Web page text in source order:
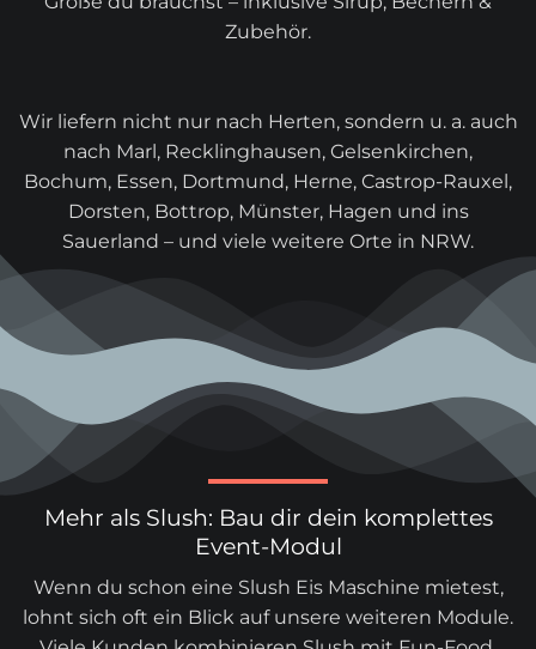
Zubehör.
Wir liefern nicht nur nach Herten, sondern u. a. auch
nach Marl, Recklinghausen, Gelsenkirchen,
Bochum, Essen, Dortmund, Herne, Castrop-Rauxel,
Dorsten, Bottrop, Münster, Hagen und ins
Sauerland – und viele weitere Orte in NRW.
Mehr als Slush: Bau dir dein komplettes
Event-Modul
Wenn du schon eine Slush Eis Maschine mietest,
lohnt sich oft ein Blick auf unsere weiteren Module.